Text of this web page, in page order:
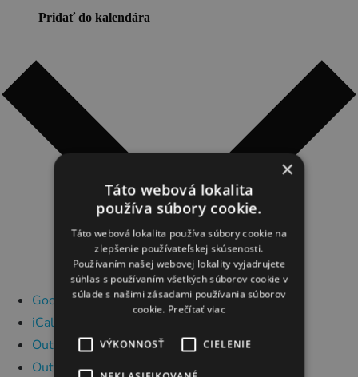
Kalendár podujatí
OOCR
Členovia
Kontakt
Zverejnené dokumenty
Pridať do kalendára
Google Kalendár
iCalendar
Outlook 365
Outlook Live
×
Táto webová lokalita
používa súbory cookie.
Táto webová lokalita používa súbory cookie na
zlepšenie používateľskej skúsenosti.
Používaním našej webovej lokality vyjadrujete
súhlas s používaním všetkých súborov cookie v
súlade s našimi zásadami používania súborov
cookie. Prečítať viac
VÝKONNOSŤ CIELENIE